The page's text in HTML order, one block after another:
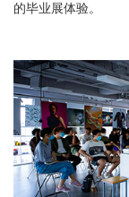
在线咨询
的毕业展体验。